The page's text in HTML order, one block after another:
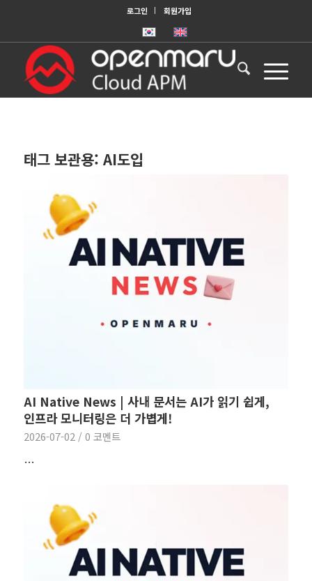
로그인 회원가입
태그 보관용: AI도입
AI Native News | 사내 문서는 AI가 읽기 쉽게,
인프라 모니터링은 더 가볍게!
2026-07-02 / 0 코멘트
…